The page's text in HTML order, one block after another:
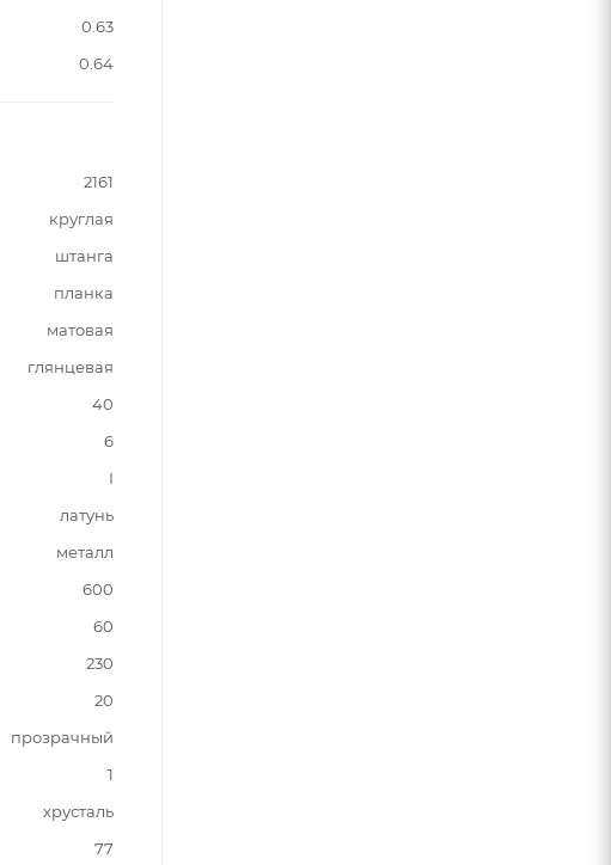
0.63
0.64
2161
круглая
штанга
планка
матовая
глянцевая
40
6
I
латунь
металл
600
60
230
20
прозрачный
1
хрусталь
77